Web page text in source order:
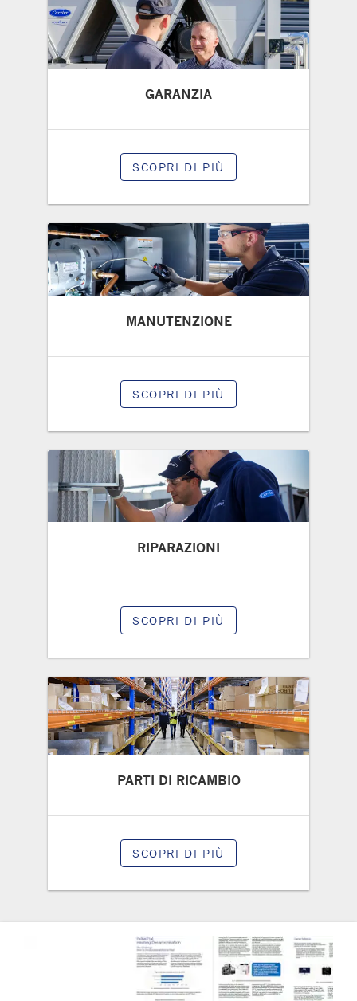
GARANZIA
SCOPRI DI PIÙ
MANUTENZIONE
SCOPRI DI PIÙ
RIPARAZIONI
SCOPRI DI PIÙ
PARTI DI RICAMBIO
SCOPRI DI PIÙ